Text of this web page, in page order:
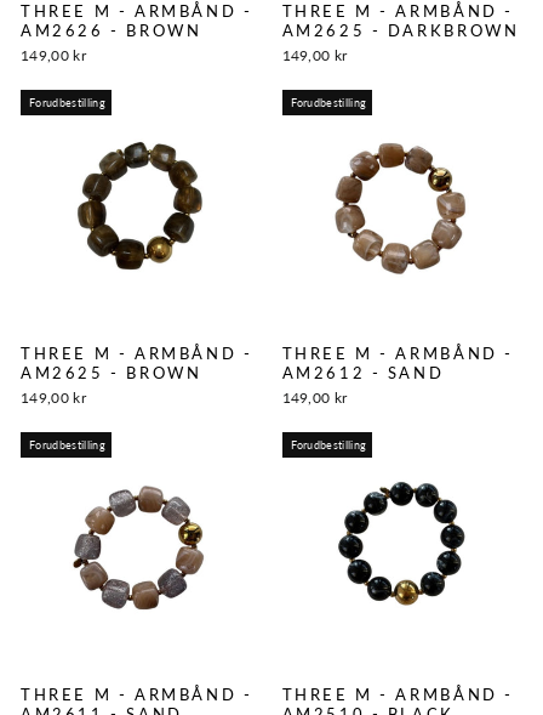
THREE M - ARMBÅND -
AM2626 - BROWN
149,00 kr
THREE M - ARMBÅND -
AM2625 - DARKBROWN
149,00 kr
Forudbestilling
THREE M - ARMBÅND -
AM2625 - BROWN
149,00 kr
Forudbestilling
THREE M - ARMBÅND -
AM2612 - SAND
149,00 kr
Forudbestilling
THREE M - ARMBÅND -
Forudbestilling
THREE M - ARMBÅND -